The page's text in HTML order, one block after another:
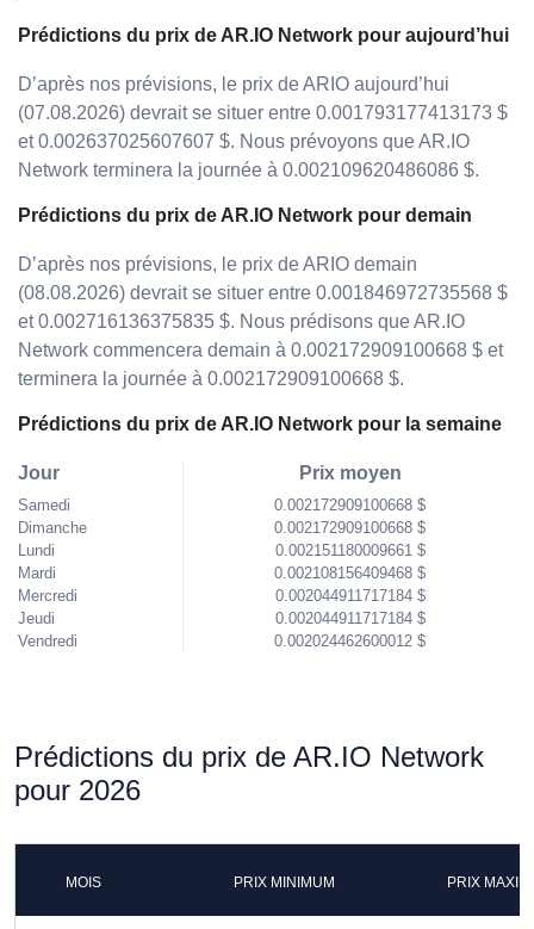
Prédictions du prix de AR.IO Network pour aujourd’hui
D’après nos prévisions, le prix de ARIO aujourd’hui
(07.08.2026) devrait se situer entre 0.001793177413173 $
et 0.002637025607607 $. Nous prévoyons que AR.IO
Network terminera la journée à 0.002109620486086 $.
Prédictions du prix de AR.IO Network pour demain
D’après nos prévisions, le prix de ARIO demain
(08.08.2026) devrait se situer entre 0.001846972735568 $
et 0.002716136375835 $. Nous prédisons que AR.IO
Network commencera demain à 0.002172909100668 $ et
terminera la journée à 0.002172909100668 $.
Prédictions du prix de AR.IO Network pour la semaine
Jour
Samedi
Dimanche
Lundi
Mardi
Mercredi
Jeudi
Vendredi
Prix moyen
0.002172909100668 $
0.002172909100668 $
0.002151180009661 $
0.002108156409468 $
0.002044911717184 $
0.002044911717184 $
0.002024462600012 $
Prédictions du prix de AR.IO Network
pour 2026
MOIS PRIX MINIMUM PRIX